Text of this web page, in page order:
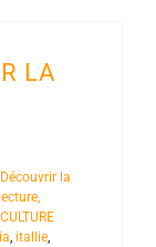
LA
Découvrir la
CULTURE
, itallie,